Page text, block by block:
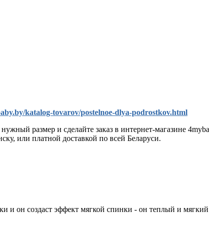
katalog-tovarov/postelnoe-dlya-podrostkov.html
размер и сделайте заказ в интернет-магазине
или платной доставкой по всей Беларуси.
и он создаст эффект мягкой спинки - он теплый и